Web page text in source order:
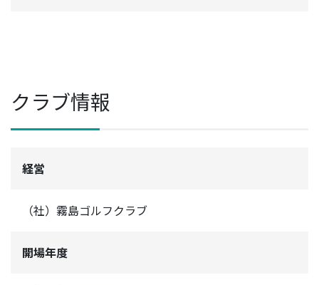
クラブ情報
経営
（社）霧島ゴルフクラブ
開場年度